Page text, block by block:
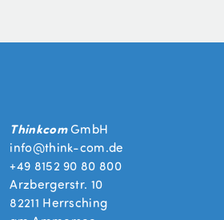
ThinkcomGmbH
info@think-com.de
+49 8152 90 80 800
Arzbergerstr. 10
82211 Herrsching